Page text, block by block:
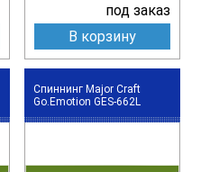
под заказ
В корзину
Спиннинг Major Craft
Go.Emotion GES-662L